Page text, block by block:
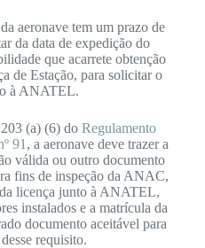
aeronave tem um prazo de
da data de expedição do
que acarrete obtenção
de Estação, para solicitar o
à ANATEL.
(a) (6) doRegulamento
91 , a aeronave deve trazer a
válida ou outro documento
fins de inspeção da ANAC,
licença junto à ANATEL,
instalados e a matrícula da
documento aceitável para
requisito.